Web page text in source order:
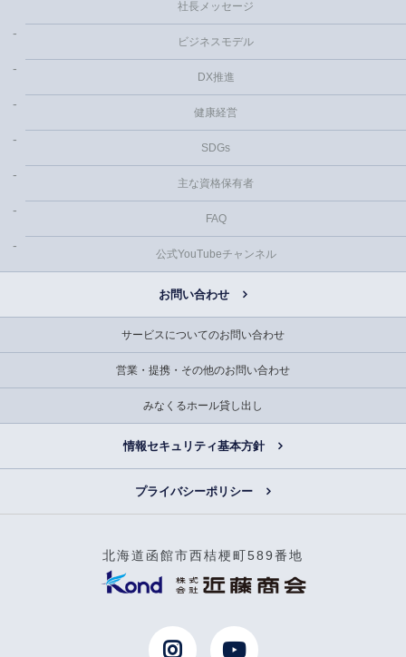
社長メッセージ
ビジネスモデル
DX推進
健康経営
SDGs
主な資格保有者
FAQ
公式YouTubeチャンネル
お問い合わせ
サービスについてのお問い合わせ
営業・提携・その他のお問い合わせ
みなくるホール貸し出し
情報セキュリティ基本方針
プライバシーポリシー
北海道函館市西桔梗町589番地